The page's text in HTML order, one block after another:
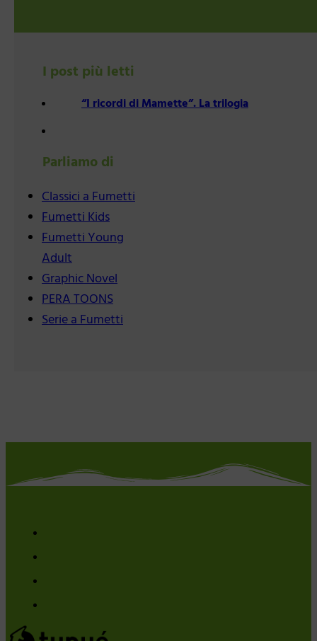
I post più letti
“I ricordi di Mamette”. La trilogia
Parliamo di
Classici a Fumetti
Fumetti Kids
Fumetti Young
Adult
Graphic Novel
PERA TOONS
Serie a Fumetti